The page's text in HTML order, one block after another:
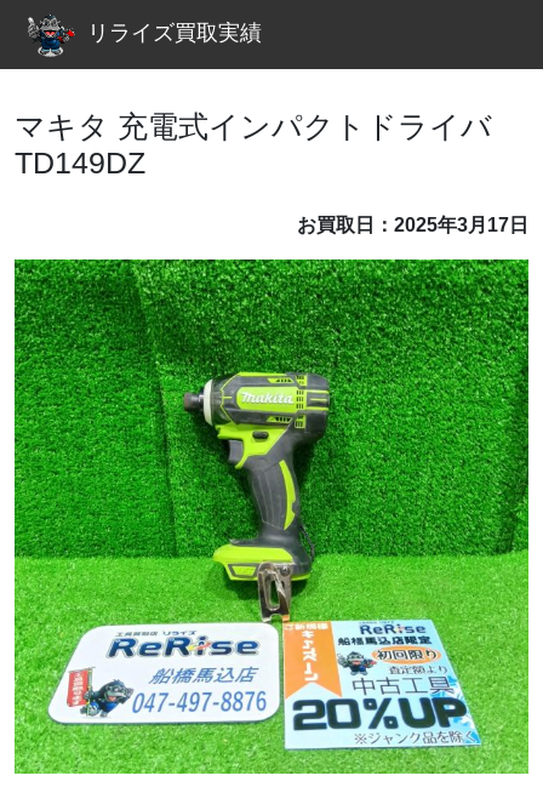
リライズ買取実績
マキタ 充電式インパクトドライバ
TD149DZ
お買取日：2025年3月17日